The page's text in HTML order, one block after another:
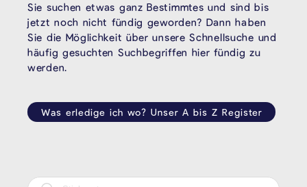
Sie suchen etwas ganz Bestimmtes und sind bis
jetzt noch nicht fündig geworden? Dann haben
Sie die Möglichkeit über unsere Schnellsuche und
häufig gesuchten Suchbegriffen hier fündig zu
werden.
Was erledige ich wo? Unser A bis Z Register